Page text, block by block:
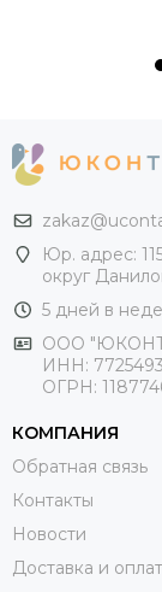
Юр. адрес:
округ
5 дней в
ООО
ИНН:
ОГРН:
КОМПАНИЯ
Обратная связь
Контакты
Новости
Доставка и